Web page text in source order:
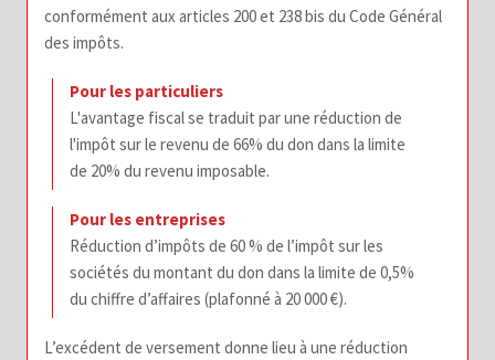
conformément aux articles 200 et 238 bis du Code Général
des impôts.
Pour les particuliers
L'avantage fiscal se traduit par une réduction de
l'impôt sur le revenu de 66% du don dans la limite
de 20% du revenu imposable.
Pour les entreprises
Réduction d’impôts de 60 % de l’impôt sur les
sociétés du montant du don dans la limite de 0,5%
du chiffre d’affaires (plafonné à 20 000 €).
L’excédent de versement donne lieu à une réduction